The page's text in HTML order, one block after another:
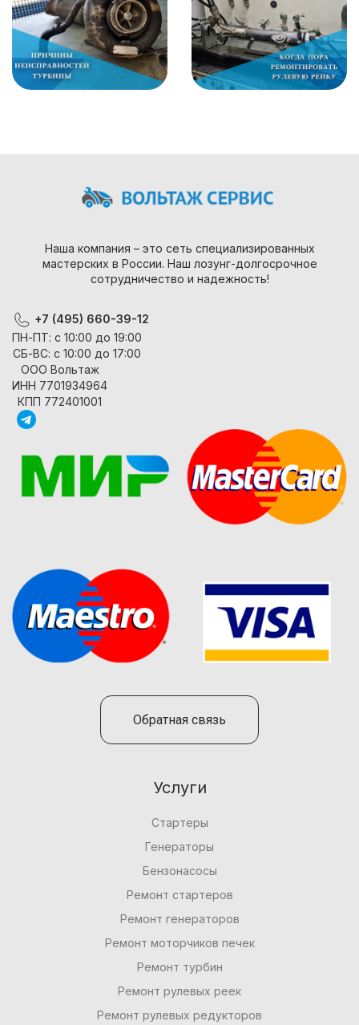
Наша компания – это сеть специализированных
мастерских в России. Наш лозунг-долгосрочное
сотрудничество и надежность!
+7 (495) 660-39-12
ПН-ПТ: с 10:00 до 19:00
СБ-ВС: с 10:00 до 17:00
ООО Вольтаж
ИНН 7701934964
КПП 772401001
Обратная связь
Услуги
Стартеры
Генераторы
Бензонасосы
Ремонт стартеров
Ремонт генераторов
Ремонт моторчиков печек
Ремонт турбин
Ремонт рулевых реек
Ремонт рулевых редукторов